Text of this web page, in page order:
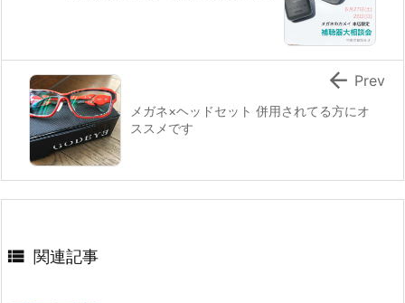
メガネ×ヘッドセット 併用されてる方にオ
ススメです
 Prev
 関連記事